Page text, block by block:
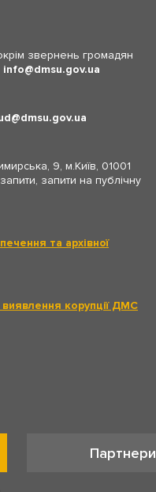
звернень громадян
info dmsu.gov.ua
dmsu.gov.ua
9, м.Київ, 01001
запити на публічну
та архівної
виявлення корупції ДМС
Партнери